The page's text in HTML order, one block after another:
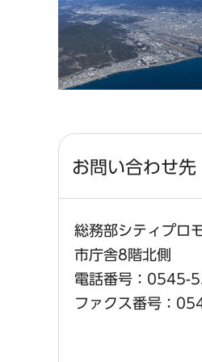
お問い合わせ先
総務部シティプロ
市庁舎8階北側
電話番号：0545-
ファクス番号：